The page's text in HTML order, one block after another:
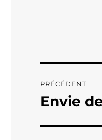
de
PRÉCÉDENT
Publication
Envie